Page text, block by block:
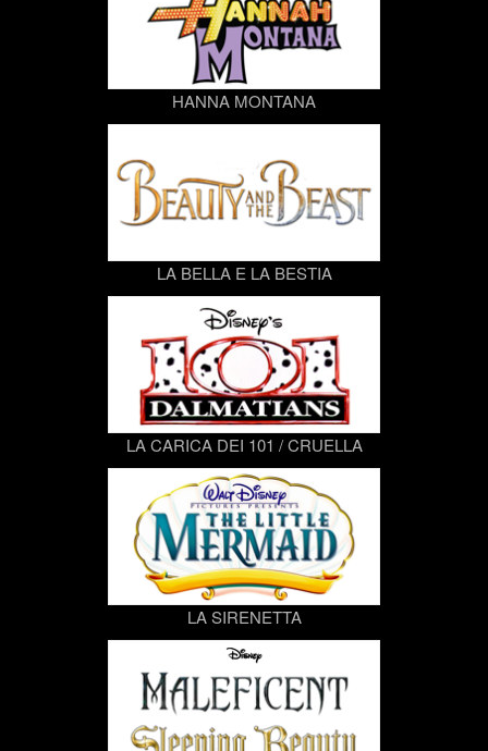
HANNA MONTANA
LA BELLA E LA BESTIA
LA CARICA DEI 101 / CRUELLA
LA SIRENETTA